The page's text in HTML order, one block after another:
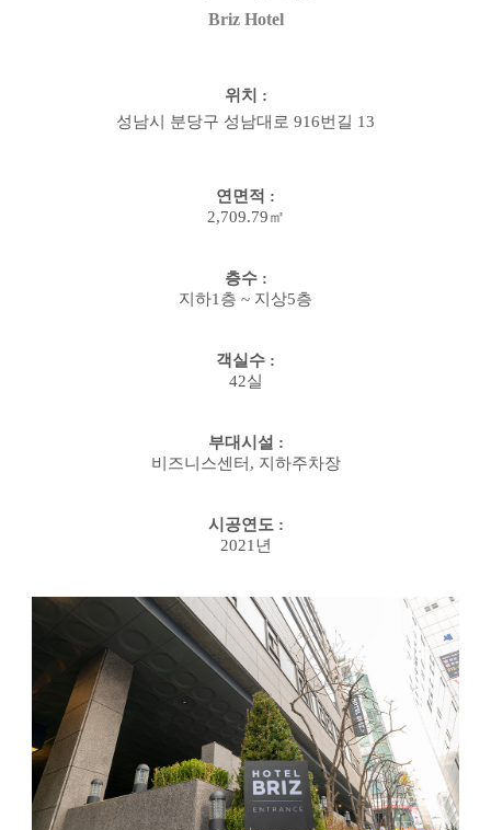
BrizHotel
위치 :
성남시
분당구 성남대로 916번길 13
연면적 :
2,709.79㎡
층수:
지하1 층 ~ 지상5층
객실수 :
42실
부대시설 :
비즈니스센터 , 지하주차장
시공연도 :
2021 년